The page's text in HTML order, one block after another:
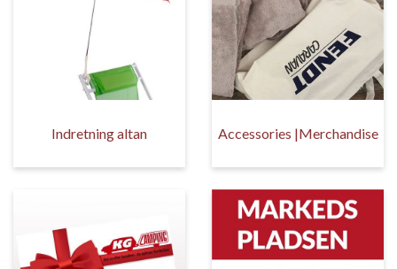
Indretning altan Accessories |Merchandise